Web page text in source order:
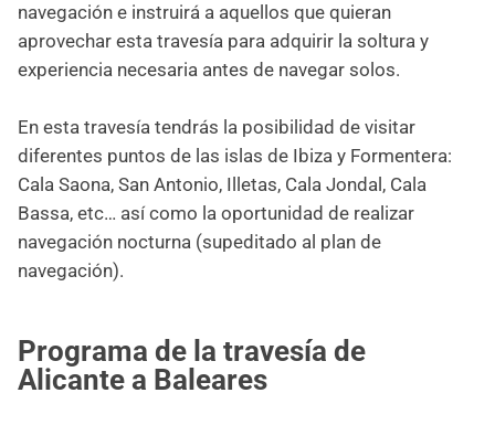
navegación e instruirá a aquellos que quieran
aprovechar esta travesía para adquirir la soltura y
experiencia necesaria antes de navegar solos.
En esta travesía tendrás la posibilidad de visitar
diferentes puntos de las islas de Ibiza y Formentera:
Cala Saona, San Antonio, Illetas, Cala Jondal, Cala
Bassa, etc… así como la oportunidad de realizar
navegación nocturna (supeditado al plan de
navegación).
Programa de la travesía de
Alicante a Baleares